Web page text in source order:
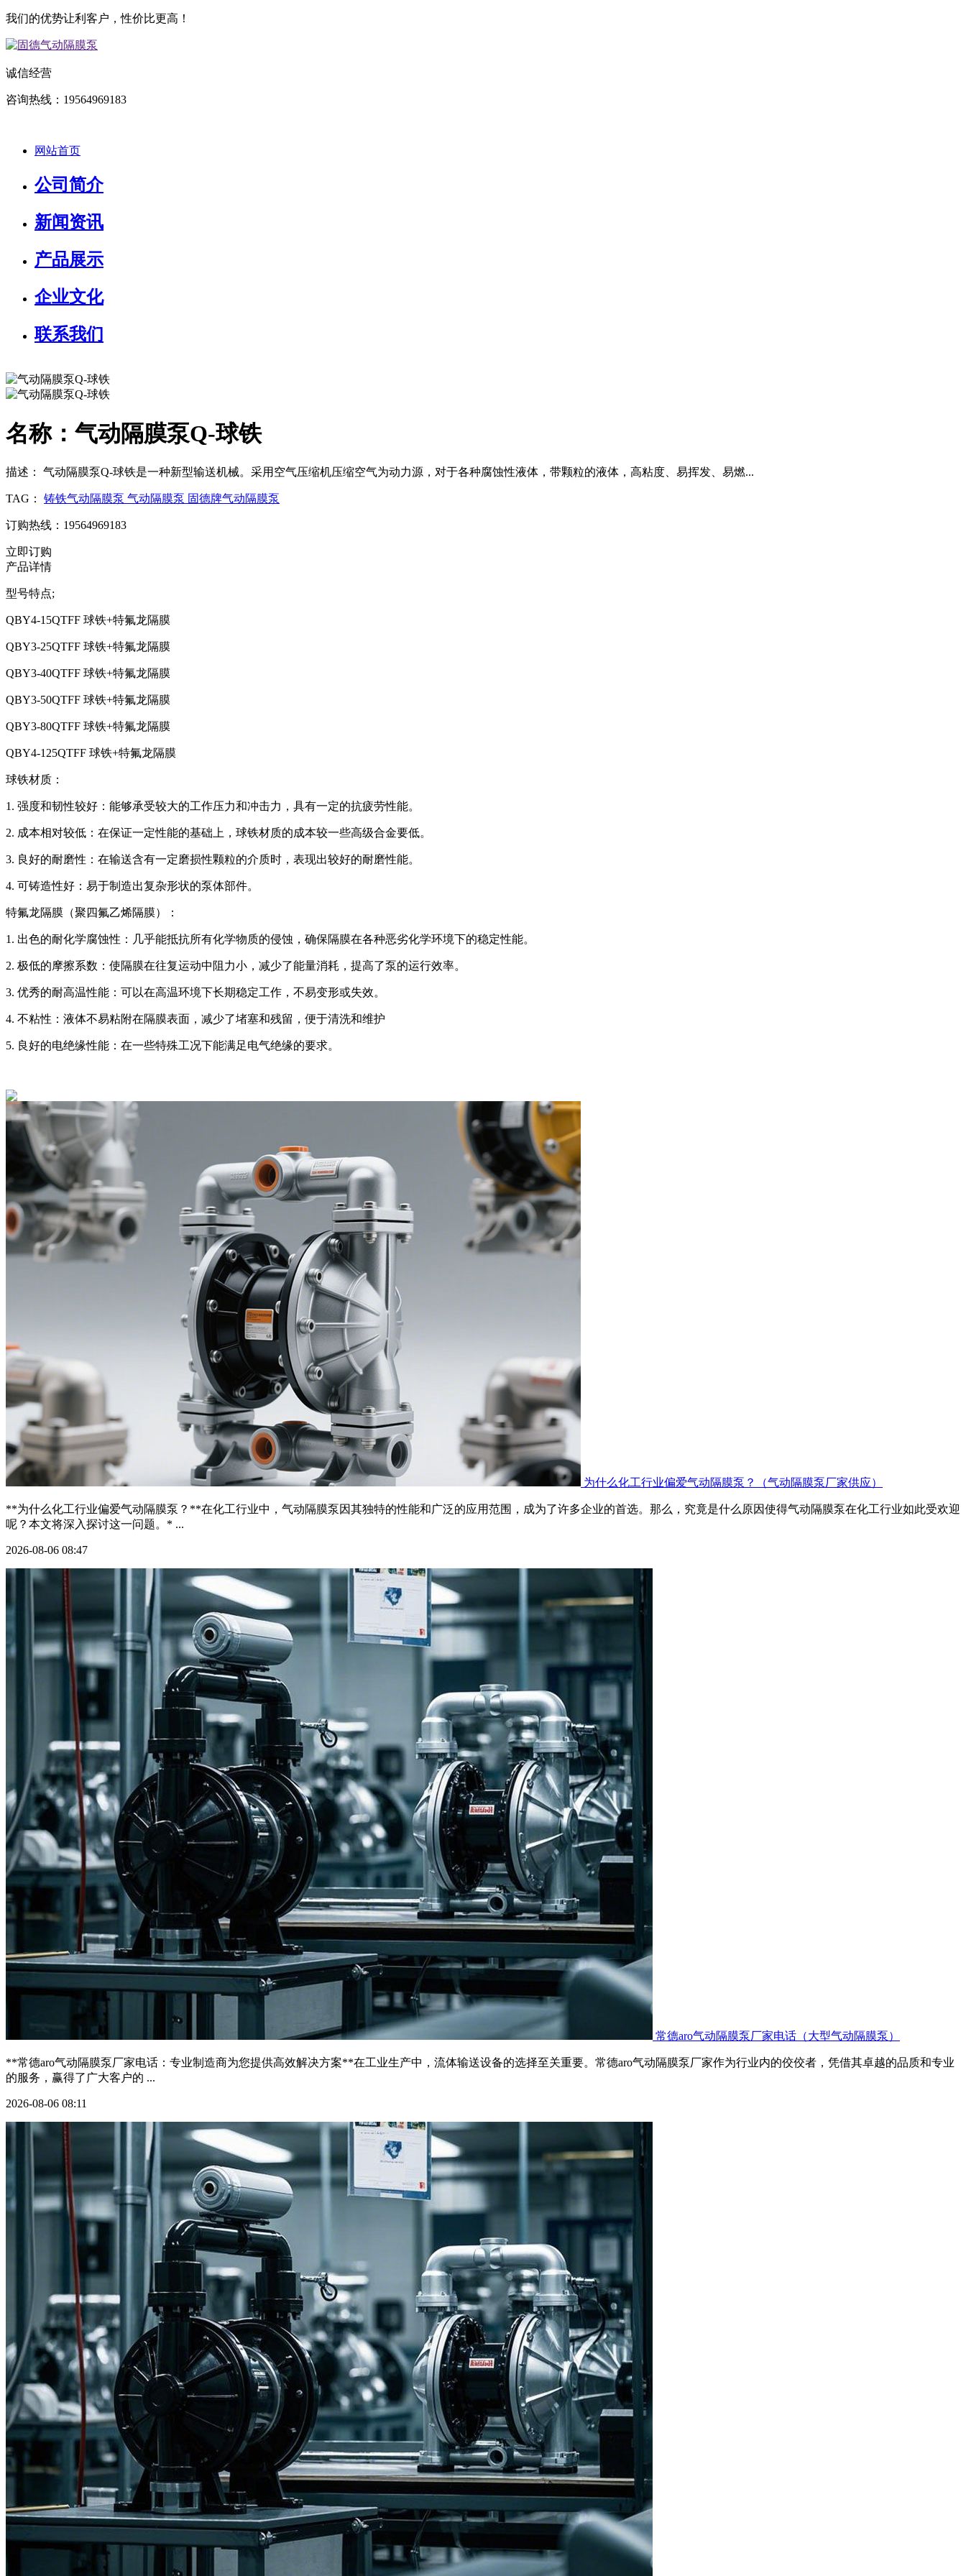
我们的优势让利客户，性价比更高！
诚信经营
咨询热线：19564969183
网站首页
公司简介
新闻资讯
产品展示
企业文化
联系我们
名称：气动隔膜泵Q-球铁
描述： 气动隔膜泵Q-球铁是一种新型输送机械。采用空气压缩机压缩空气为动力源，对于各种腐蚀性液体，带颗粒的液体，高粘度、易挥发、易燃...
TAG： 铸铁气动隔膜泵 气动隔膜泵 固德牌气动隔膜泵
订购热线：19564969183
立即订购
产品详情
型号特点;
QBY4-15QTFF 球铁+特氟龙隔膜
QBY3-25QTFF 球铁+特氟龙隔膜
QBY3-40QTFF 球铁+特氟龙隔膜
QBY3-50QTFF 球铁+特氟龙隔膜
QBY3-80QTFF 球铁+特氟龙隔膜
QBY4-125QTFF 球铁+特氟龙隔膜
球铁材质：
1. 强度和韧性较好：能够承受较大的工作压力和冲击力，具有一定的抗疲劳性能。
2. 成本相对较低：在保证一定性能的基础上，球铁材质的成本较一些高级合金要低。
3. 良好的耐磨性：在输送含有一定磨损性颗粒的介质时，表现出较好的耐磨性能。
4. 可铸造性好：易于制造出复杂形状的泵体部件。
特氟龙隔膜（聚四氟乙烯隔膜）：
1. 出色的耐化学腐蚀性：几乎能抵抗所有化学物质的侵蚀，确保隔膜在各种恶劣化学环境下的稳定性能。
2. 极低的摩擦系数：使隔膜在往复运动中阻力小，减少了能量消耗，提高了泵的运行效率。
3. 优秀的耐高温性能：可以在高温环境下长期稳定工作，不易变形或失效。
4. 不粘性：液体不易粘附在隔膜表面，减少了堵塞和残留，便于清洗和维护
5. 良好的电绝缘性能：在一些特殊工况下能满足电气绝缘的要求。
为什么化工行业偏爱气动隔膜泵？（气动隔膜泵厂家供应）
**为什么化工行业偏爱气动隔膜泵？**在化工行业中，气动隔膜泵因其独特的性能和广泛的应用范围，成为了许多企业的首选。那么，究竟是什么原因使得气动隔膜泵在化工行业如此受欢迎
呢？本文将深入探讨这一问题。* ...
2026-08-06 08:47
常德aro气动隔膜泵厂家电话（大型气动隔膜泵）
**常德aro气动隔膜泵厂家电话：专业制造商为您提供高效解决方案**在工业生产中，流体输送设备的选择至关重要。常德aro气动隔膜泵厂家作为行业内的佼佼者，凭借其卓越的品质和专业
的服务，赢得了广大客户的 ...
2026-08-06 08:11